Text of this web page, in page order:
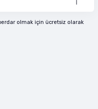
olmak için ücretsiz olarak